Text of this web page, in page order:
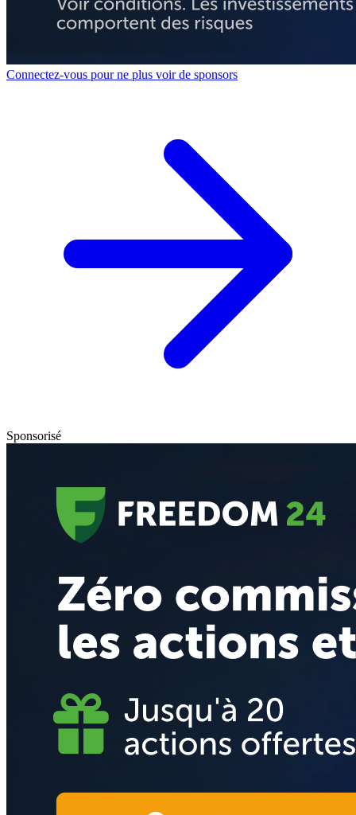
Connectez-vous pour ne plus voir de sponsors
Sponsorisé